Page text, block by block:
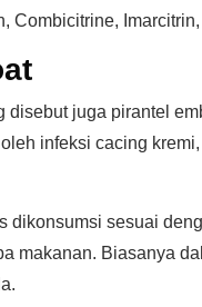
Combicitrine,
disebut juga pirantel
infeksi cacing
dikonsumsi sesuai
makanan. Biasanya